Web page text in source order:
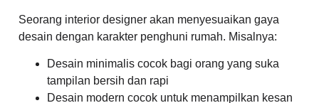
Seorang interior designer akan menyesuaikan gaya
desain dengan karakter penghuni rumah. Misalnya:
Desain minimalis cocok bagi orang yang suka
tampilan bersih dan rapi
Desain modern cocok untuk menampilkan kesan